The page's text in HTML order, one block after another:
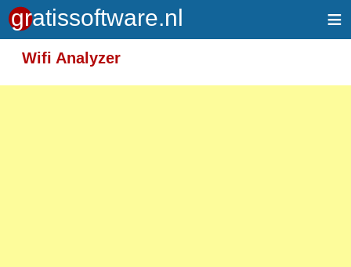
≡
Wifi Analyzer